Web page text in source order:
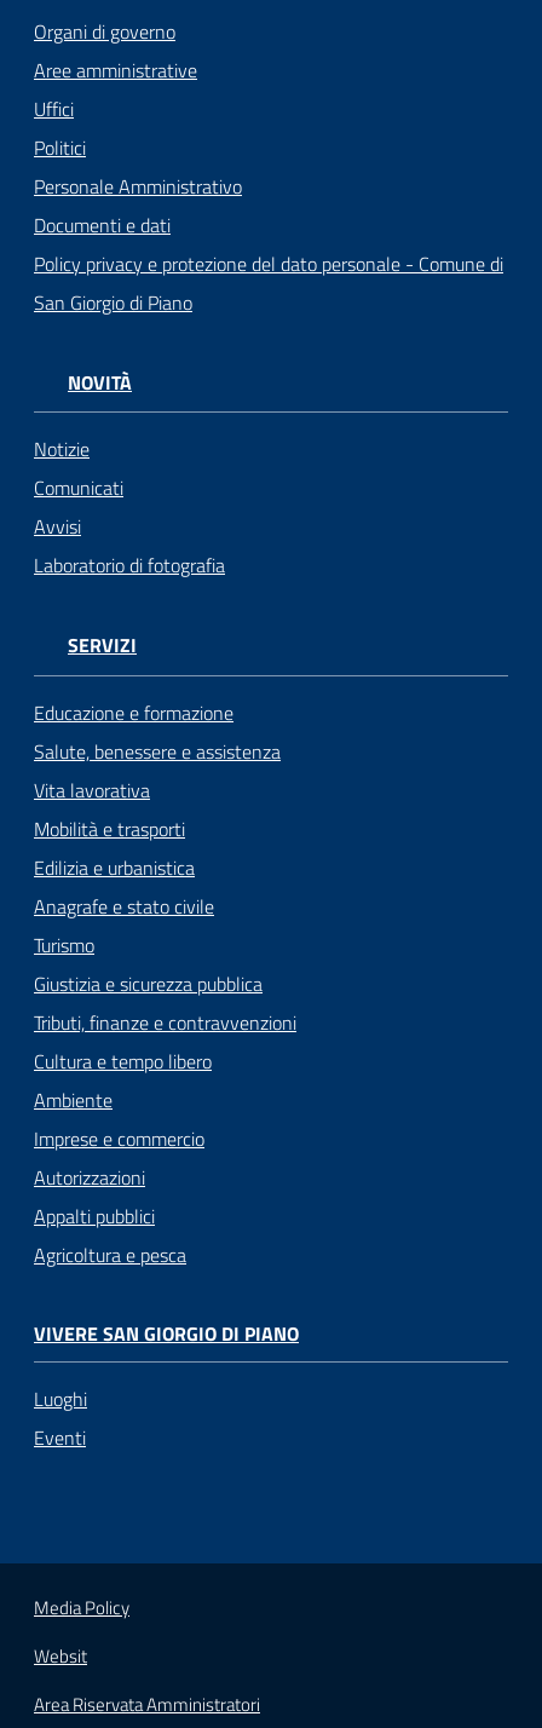
Organi di governo
Aree amministrative
Uffici
Politici
Personale Amministrativo
Documenti e dati
Policy privacy e protezione del dato personale - Comune di
San Giorgio di Piano
NOVITÀ
Notizie
Comunicati
Avvisi
Laboratorio di fotografia
SERVIZI
Educazione e formazione
Salute, benessere e assistenza
Vita lavorativa
Mobilità e trasporti
Edilizia e urbanistica
Anagrafe e stato civile
Turismo
Giustizia e sicurezza pubblica
Tributi, finanze e contravvenzioni
Cultura e tempo libero
Ambiente
Imprese e commercio
Autorizzazioni
Appalti pubblici
Agricoltura e pesca
VIVERE SAN GIORGIO DI PIANO
Luoghi
Eventi
Media Policy
Websit
Area Riservata Amministratori